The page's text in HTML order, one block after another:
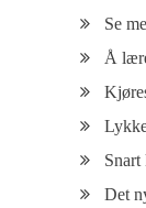
Se
Å
Det